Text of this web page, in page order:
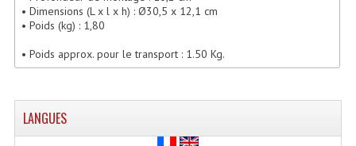
Lecteurs Cd À Plats
Lecteurs Cd À Plats Lecteur MP3
• Dimensions (L x l x h) : Ø30,5 x 12,1 cm
• Poids (kg) : 1,80
• Poids approx. pour le transport : 1.50 Kg.
LANGUES